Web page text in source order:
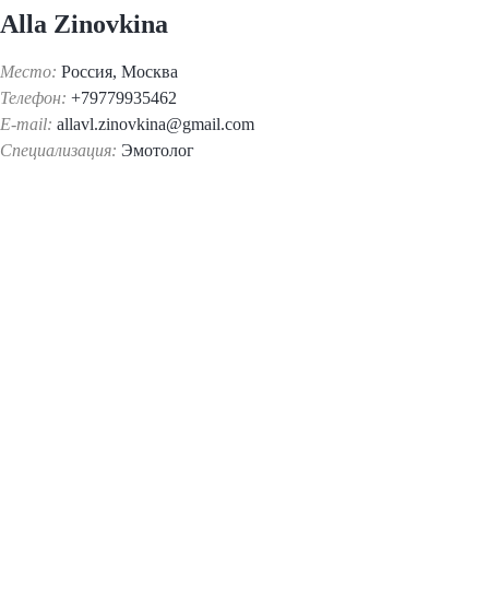
Alla Zinovkina
Место: Россия, Москва
Телефон: +79779935462
E-mail: allavl.zinovkina@gmail.com
Специализация: Эмотолог